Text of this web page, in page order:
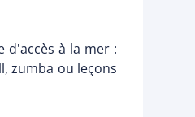
d'accès à la mer :
zumba ou leçons